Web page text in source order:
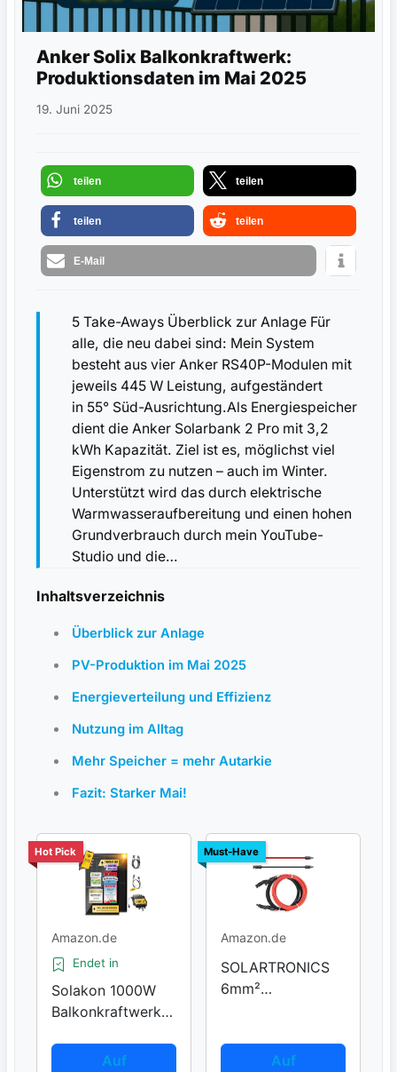
Anker Solix Balkonkraftwerk:
Produktionsdaten im Mai 2025
19. Juni 2025
teilen teilen
teilen teilen
E-Mail
5 Take-Aways Überblick zur Anlage Für
alle, die neu dabei sind: Mein System
besteht aus vier Anker RS40P-Modulen mit
jeweils 445 W Leistung, aufgeständert
in 55° Süd-Ausrichtung.Als Energiespeicher
dient die Anker Solarbank 2 Pro mit 3,2
kWh Kapazität. Ziel ist es, möglichst viel
Eigenstrom zu nutzen – auch im Winter.
Unterstützt wird das durch elektrische
Warmwasseraufbereitung und einen hohen
Grundverbrauch durch mein YouTube-
Studio und die…
Inhaltsverzeichnis
Überblick zur Anlage
PV-Produktion im Mai 2025
Energieverteilung und Effizienz
Nutzung im Alltag
Mehr Speicher = mehr Autarkie
Fazit: Starker Mai!
Hot Pick
Amazon.de
Endet in
Solakon 1000W
Balkonkraftwerk
Auf
Must-Have
Amazon.de
SOLARTRONICS
6mm²
Auf